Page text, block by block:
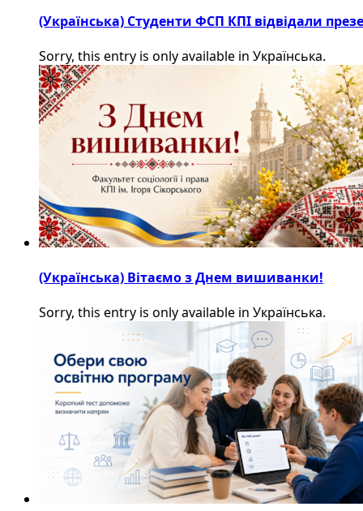
(Українська) Студенти ФСП КПІ відвідали
Sorry, this entry is only available in Українська.
(Українська) Вітаємо з Днем вишиванки!
Sorry, this entry is only available in Українська.